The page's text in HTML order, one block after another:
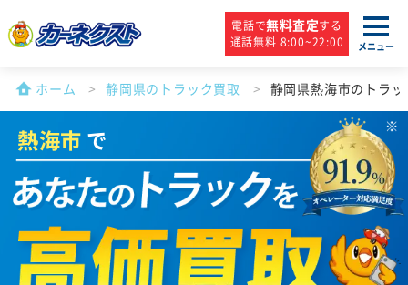
電話で無料査定する
通話無料 8:00~22:00
メニュー
ホーム 静岡県のトラック買取 静岡県熱海市のトラ
熱海市 で